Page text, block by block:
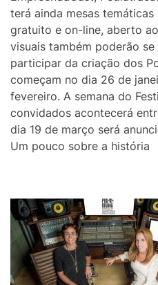
terá ainda mesas
gratuito e on-line, aberto
visuais também poderão
participar da criação dos
começam no dia 26 de
fevereiro. A semana do
convidados acontecerá
dia 19 de março será
Um pouco sobre a história